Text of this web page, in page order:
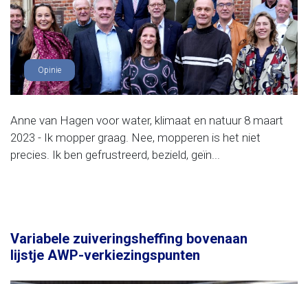
Opinie
Anne van Hagen voor water, klimaat en natuur 8 maart
2023 - Ik mopper graag. Nee, mopperen is het niet
precies. Ik ben gefrustreerd, bezield, geïn...
Variabele zuiveringsheffing bovenaan
lijstje AWP-verkiezingspunten